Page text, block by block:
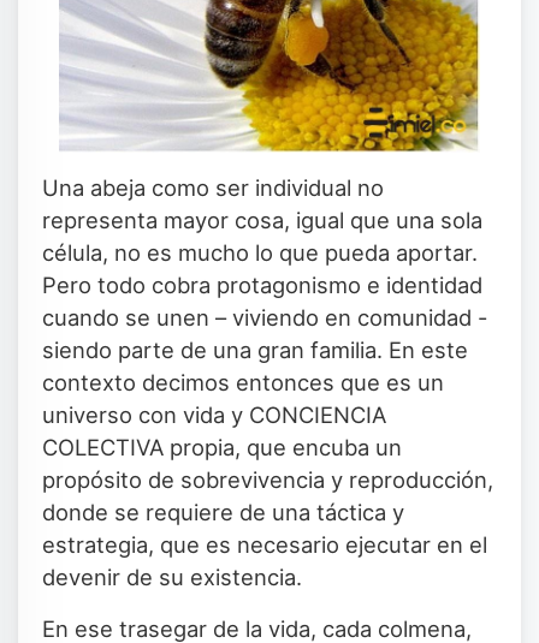
Una abeja como ser individual no
representa mayor cosa, igual que una sola
célula, no es mucho lo que pueda aportar.
Pero todo cobra protagonismo e identidad
cuando se unen – viviendo en comunidad -
siendo parte de una gran familia. En este
contexto decimos entonces que es un
universo con vida y CONCIENCIA
COLECTIVA propia, que encuba un
propósito de sobrevivencia y reproducción,
donde se requiere de una táctica y
estrategia, que es necesario ejecutar en el
devenir de su existencia.
En ese trasegar de la vida, cada colmena,